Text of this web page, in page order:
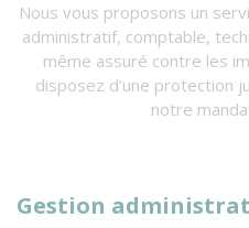
Nous vous proposons un
administratif, comptable,
même assuré contre les
disposez d’une protection
notre
Gestion